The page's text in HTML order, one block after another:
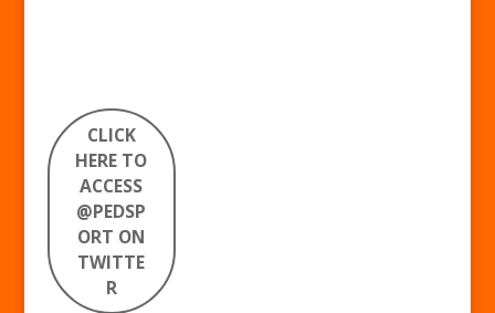
CLICK
HERE TO
ACCESS
@PEDSP
ORT ON
TWITTE
R